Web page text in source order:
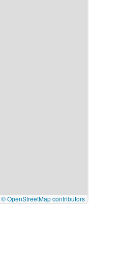
© OpenStreetMap contributors